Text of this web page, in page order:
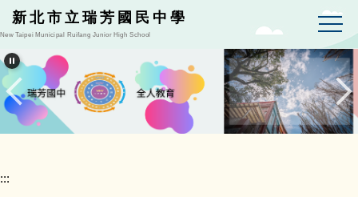
跳
到
要
內
容
區
新北市立瑞芳國民中學
New Taipei Municipal Ruifang Junior High School
:::